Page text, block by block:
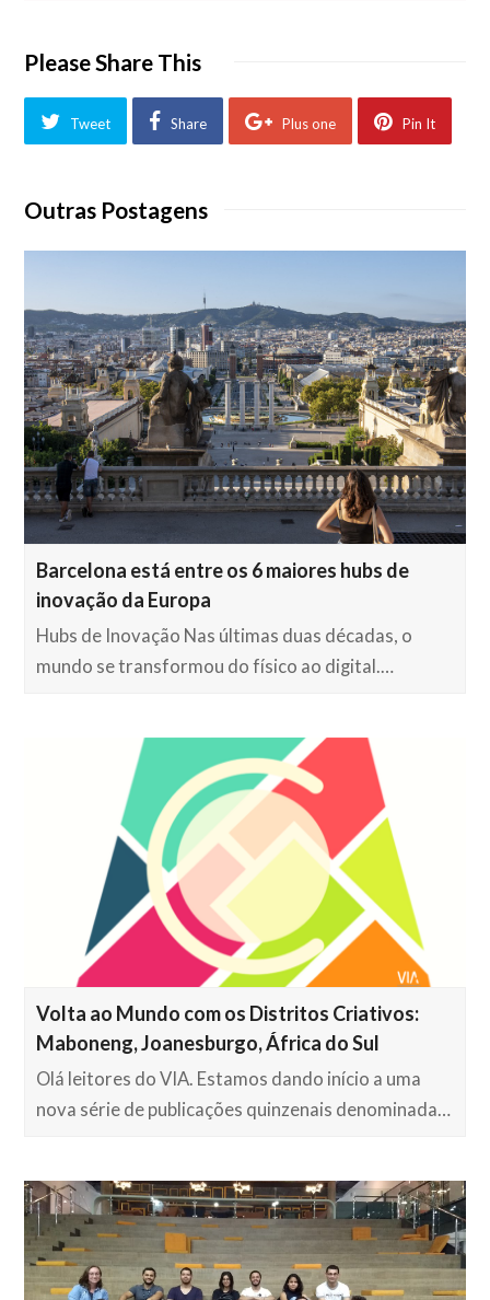
Please Share This
Tweet Share Plus one Pin It
Outras Postagens
Barcelona está entre os 6 maiores hubs de
inovação da Europa
Hubs de Inovação Nas últimas duas décadas, o
mundo se transformou do físico ao digital.…
Volta ao Mundo com os Distritos Criativos:
Maboneng, Joanesburgo, África do Sul
Olá leitores do VIA. Estamos dando início a uma
nova série de publicações quinzenais denominada…